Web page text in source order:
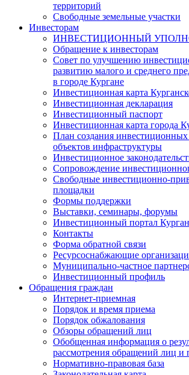
территорий
Свободные земельные участки
Инвесторам
ИНВЕСТИЦИОННЫЙ
Обращение к инвесторам
Совет по улучшению
развитию малого и среднего
в городе Кургане
Инвестиционная карта
Инвестиционная декларация
Инвестиционный паспорт
Инвестиционная карта города
План создания инвестиционных
объектов инфраструктуры
Инвестиционное
Сопровождение
Свободные инвестиционно-
площадки
Формы поддержки
Выставки, семинары, форумы
Инвестиционный портал
Контакты
Форма обратной связи
Ресурсоснабжающие
Муниципально-частное
Инвестиционный профиль
Обращения граждан
Интернет-приемная
Порядок и время приема
Порядок обжалования
Обзоры обращений лиц
Обобщенная информация о
рассмотрения обращений лиц и
Нормативно-правовая база